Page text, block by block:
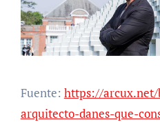
Fuente: https://
arquitecto-danes-que-